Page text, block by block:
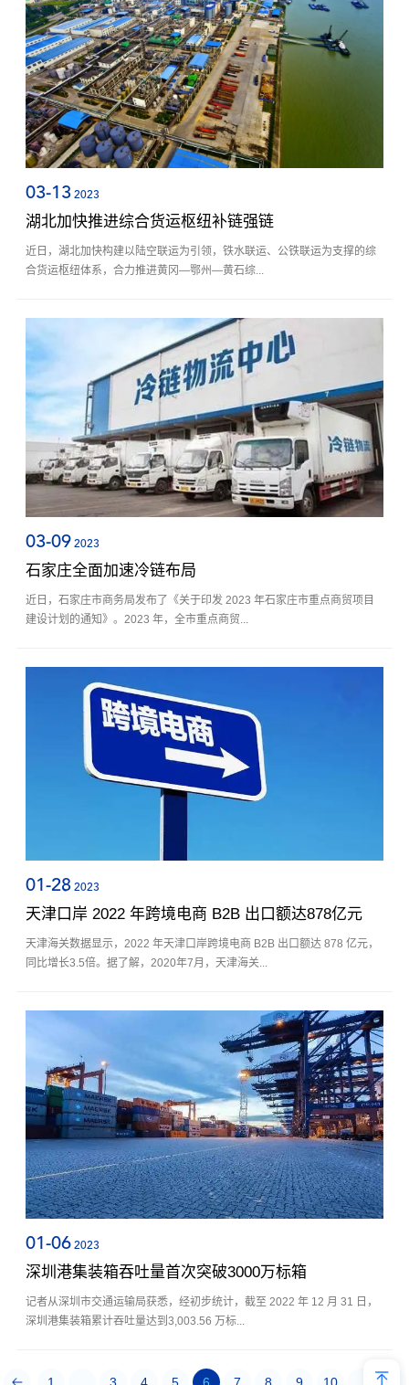
03-13 2023
湖北加快推进综合货运枢纽补链强链
近日，湖北加快构建以陆空联运为引领，铁水联运、公铁联运为支撑的综
合货运枢纽体系，合力推进黄冈—鄂州—黄石综...
03-09 2023
石家庄全面加速冷链布局
近日，石家庄市商务局发布了《关于印发 2023 年石家庄市重点商贸项目
建设计划的通知》。2023 年，全市重点商贸...
01-28 2023
天津口岸 2022 年跨境电商 B2B 出口额达878亿元
天津海关数据显示，2022 年天津口岸跨境电商 B2B 出口额达 878 亿元，
同比增长3.5倍。据了解，2020年7月，天津海关...
01-06 2023
深圳港集装箱吞吐量首次突破3000万标箱
记者从深圳市交通运输局获悉，经初步统计，截至 2022 年 12 月 31 日，
深圳港集装箱累计吞吐量达到3,003.56 万标...
1 3 4 5 6 7 8 9 10 20